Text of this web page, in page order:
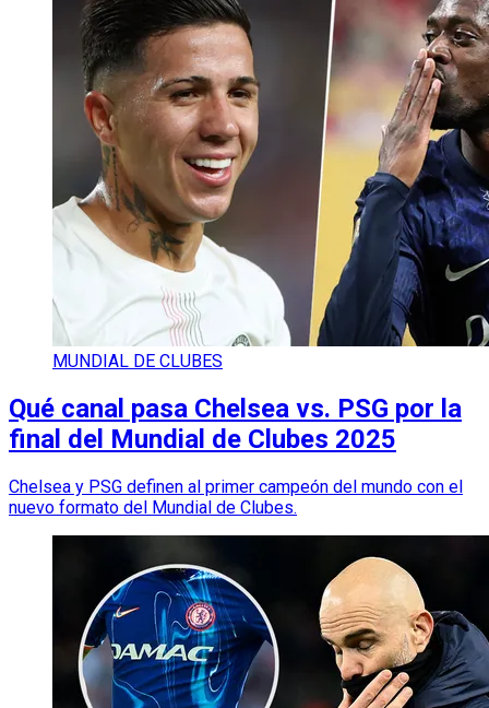
MUNDIAL DE CLUBES
Qué canal pasa Chelsea vs. PSG por la
final del Mundial de Clubes 2025
Chelsea y PSG definen al primer campeón del mundo con el
nuevo formato del Mundial de Clubes.